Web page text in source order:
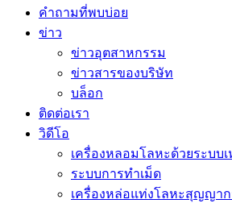
คำถามที่พบบ่อย
ข่าว
ข่าวอุตสาหกรรม
ข่าวสารของบริษัท
บล็อก
ติดต่อเรา
วิดีโอ
เครื่องหลอมโลหะด้วยระบบ
ระบบการทำเม็ด
เครื่องหล่อแท่งโลหะสุญญา